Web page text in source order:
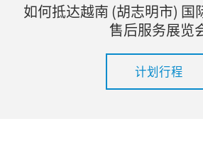
如何抵达越南 (胡志明市) 国
售后服务展览
计划行程